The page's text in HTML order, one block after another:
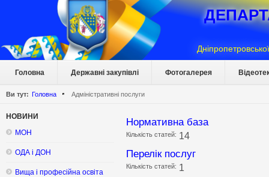
Головна Державні закупівлі Фотогалерея
Ви тут: Головна Адміністративні послуги
НОВИНИ
МОН
ОДА і ДОН
Вища і професійна освіта
Нормативна база
Кількість статей: 14
Перелік послуг
Кількість статей: 1